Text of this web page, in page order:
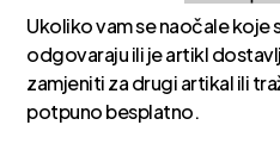
Ukoliko vam se naočale koje
odgovaraju ili je artikl
zamjeniti za drugi artikal ili
potpuno besplatno.